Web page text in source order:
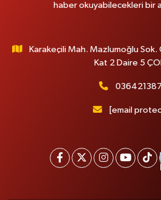
haber okuyabilecekleri bir
Karakeçili Mah. Mazlumoğlu
Kat 2 Daire 5
[email